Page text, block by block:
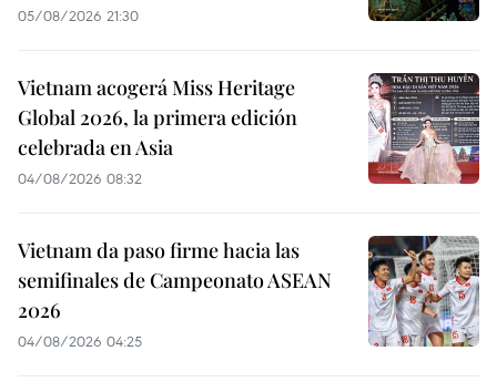
05/08/2026 21:30
Vietnam acogerá Miss Heritage
Global 2026, la primera edición
celebrada en Asia
04/08/2026 08:32
Vietnam da paso firme hacia las
semifinales de Campeonato ASEAN
2026
04/08/2026 04:25